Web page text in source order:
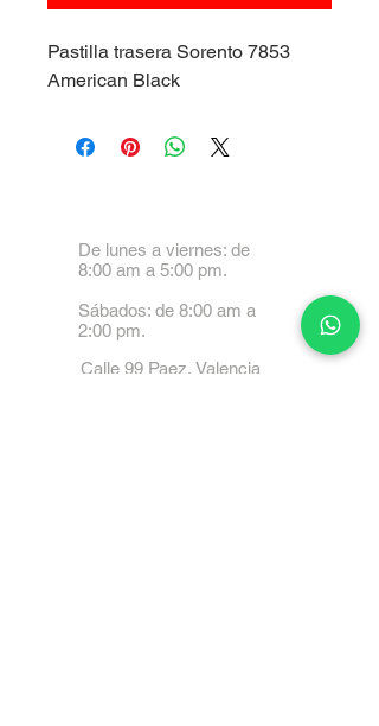
Pastilla trasera Sorento 7853
American Black
De lunes a viernes: de
8:00 am a 5:00 pm.
Sábados: de 8:00 am a
2:00 pm.
Calle 99 Paez, Valencia